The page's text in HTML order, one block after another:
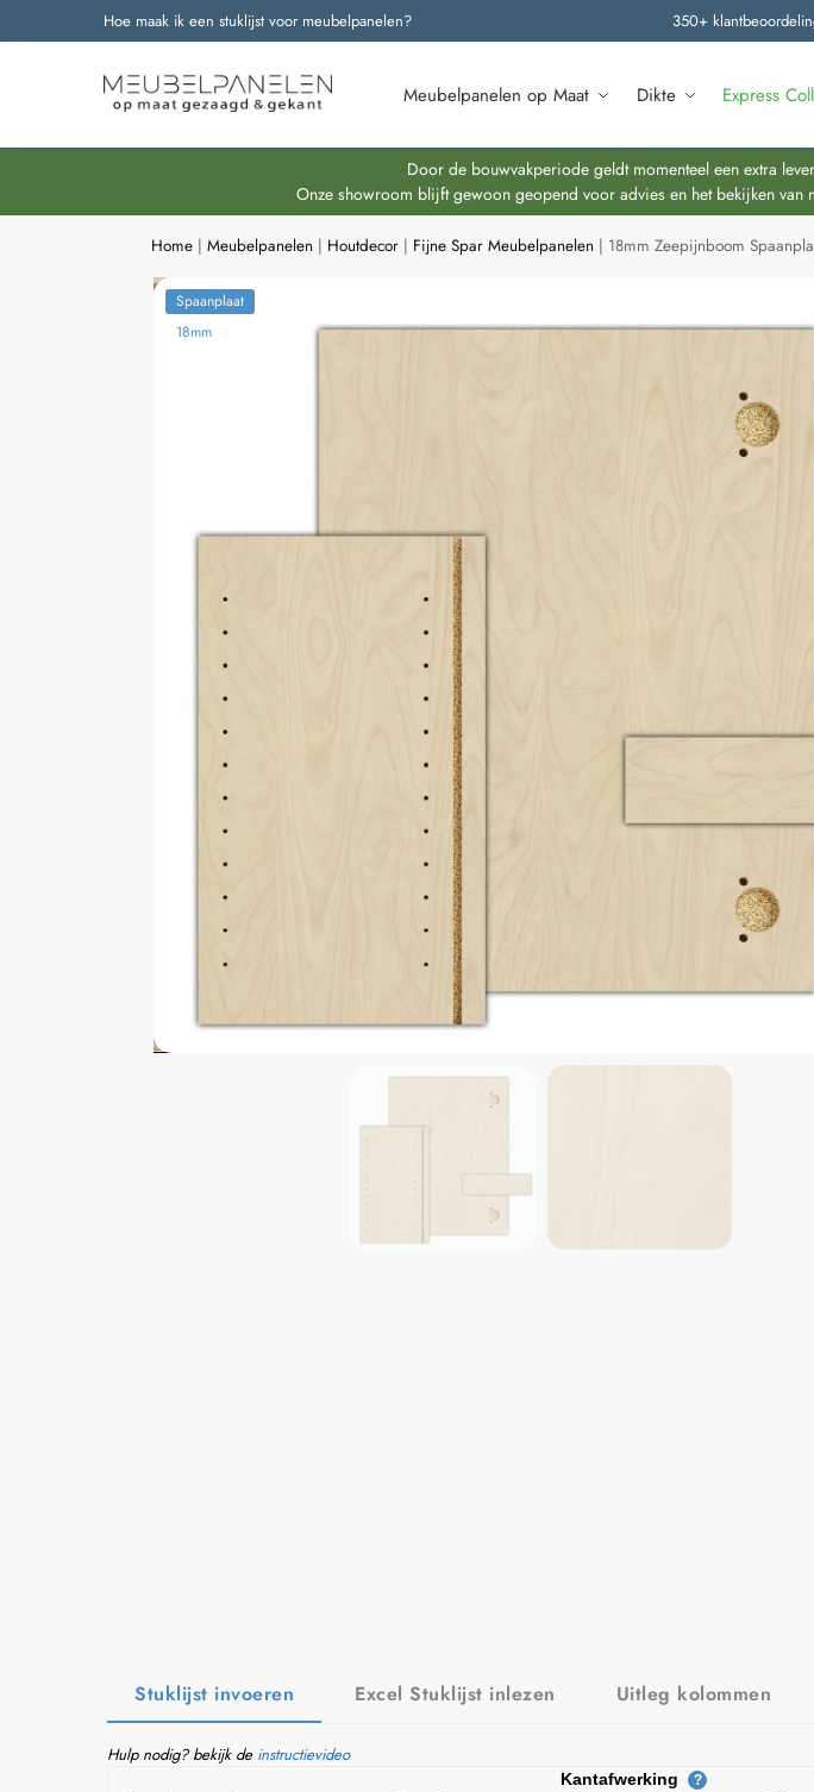
Hoe maak ik een stuklijst voor meubelpanelen? 350+
Meubelpanelen op Maat Dikte Express
Onze nieuwste producten
Door de bouwvakperiode geldt momenteel een extra
Onze showroom blijft gewoon geopend voor advies en het bekijken van
Home |Meubelpanelen | Houtdecor | Fijne Spar Meubelpanelen | 18mm Zeepijnboom
Spaanplaat
18mm
Stuklijst invoeren Excel Stuklijst inlezen Uitleg kolommen
Hulp nodig? bekijk de instructievideo
Kantafwerking ?